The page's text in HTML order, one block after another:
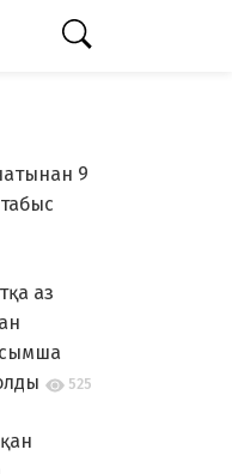
9
аз
525